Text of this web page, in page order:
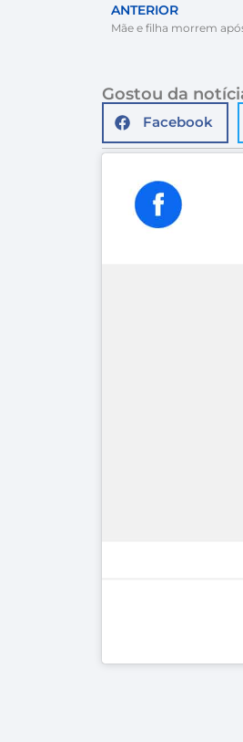
ANTERIOR
Mãe e filha morrem
Gostou da
Facebook